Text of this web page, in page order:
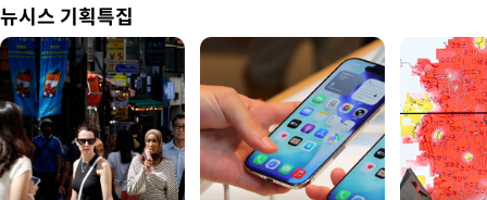
뉴시스 기획특집